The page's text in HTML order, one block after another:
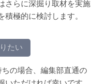
さらに深掘り取材を実施
極的に検討します。
たい
の場合、編集部直通の